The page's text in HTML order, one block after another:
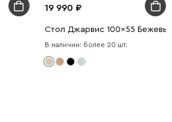
19 990
Стол Джарвис 100x55
В наличии: более 20 шт.